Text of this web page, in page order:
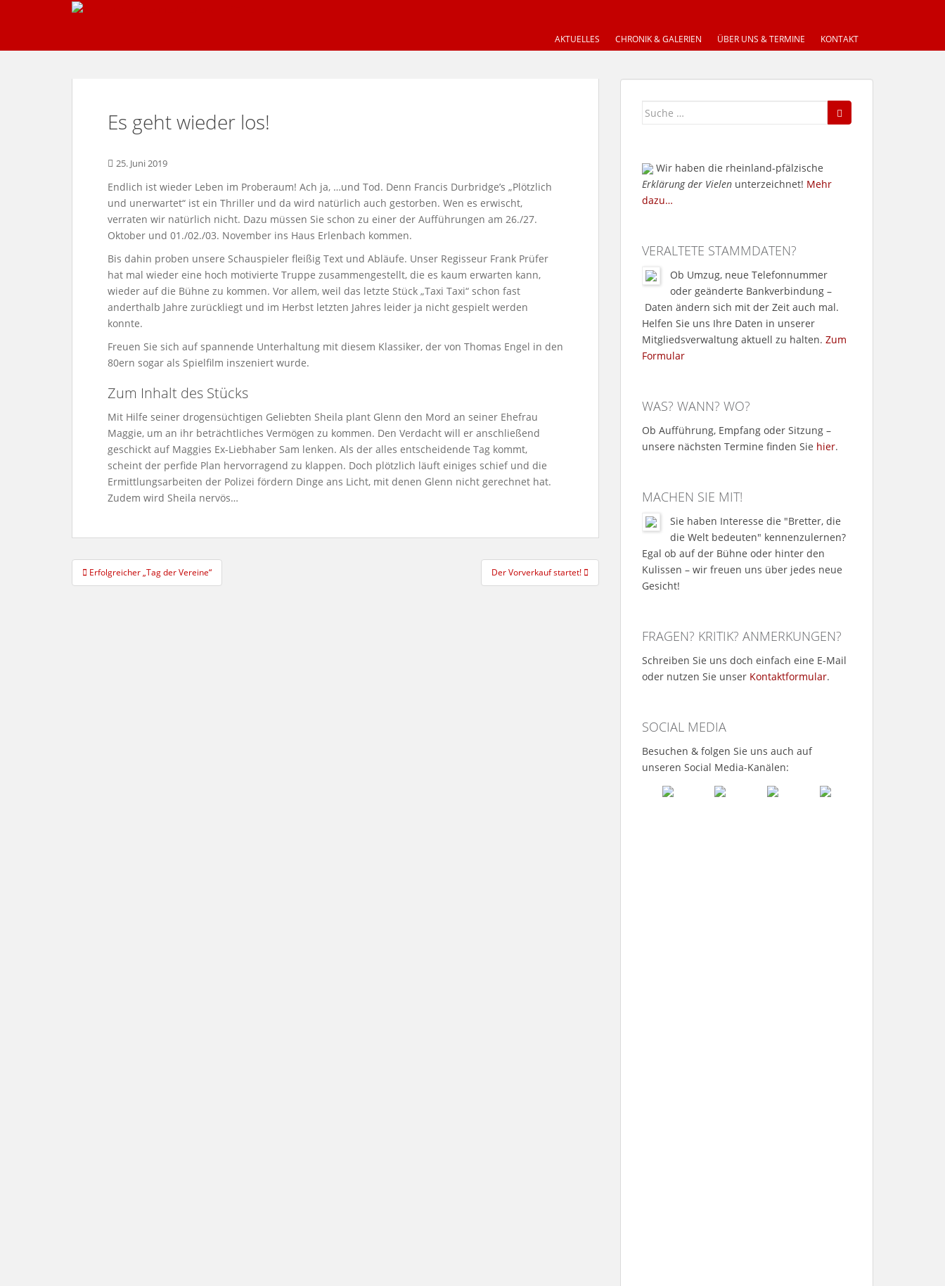
AKTUELLES CHRONIK & GALERIEN ÜBER UNS & TERMINE KONTAKT
Es geht wieder los!
25. Juni 2019
Endlich ist wieder Leben im Proberaum! Ach ja, …und Tod. Denn Francis Durbridge’s „Plötzlich
und unerwartet“ ist ein Thriller und da wird natürlich auch gestorben. Wen es erwischt,
verraten wir natürlich nicht. Dazu müssen Sie schon zu einer der Aufführungen am 26./27.
Oktober und 01./02./03. November ins Haus Erlenbach kommen.
Bis dahin proben unsere Schauspieler fleißig Text und Abläufe. Unser Regisseur Frank Prüfer
hat mal wieder eine hoch motivierte Truppe zusammengestellt, die es kaum erwarten kann,
wieder auf die Bühne zu kommen. Vor allem, weil das letzte Stück „Taxi Taxi“ schon fast
anderthalb Jahre zurückliegt und im Herbst letzten Jahres leider ja nicht gespielt werden
konnte.
Freuen Sie sich auf spannende Unterhaltung mit diesem Klassiker, der von Thomas Engel in den
80ern sogar als Spielfilm inszeniert wurde.
Zum Inhalt des Stücks
Mit Hilfe seiner drogensüchtigen Geliebten Sheila plant Glenn den Mord an seiner Ehefrau
Maggie, um an ihr beträchtliches Vermögen zu kommen. Den Verdacht will er anschließend
geschickt auf Maggies Ex-Liebhaber Sam lenken. Als der alles entscheidende Tag kommt,
scheint der perfide Plan hervorragend zu klappen. Doch plötzlich läuft einiges schief und die
Ermittlungsarbeiten der Polizei fördern Dinge ans Licht, mit denen Glenn nicht gerechnet hat.
Zudem wird Sheila nervös…
Beitragsnavigation
Erfolgreicher „Tag der Vereine“ Der Vorverkauf startet!
Suche
Wir haben die rheinland-pfälzische
Erklärung der Vielen unterzeichnet! Mehr
dazu…
VERALTETE STAMMDATEN?
Ob Umzug, neue Telefonnummer
oder geänderte Bankverbindung –
Daten ändern sich mit der Zeit auch mal.
Helfen Sie uns Ihre Daten in unserer
Mitgliedsverwaltung aktuell zu halten. Zum
Formular
WAS? WANN? WO?
Ob Aufführung, Empfang oder Sitzung –
unsere nächsten Termine finden Sie hier.
MACHEN SIE MIT!
Sie haben Interesse die "Bretter, die
die Welt bedeuten" kennenzulernen?
Egal ob auf der Bühne oder hinter den
Kulissen – wir freuen uns über jedes neue
Gesicht!
FRAGEN? KRITIK? ANMERKUNGEN?
Schreiben Sie uns doch einfach eine E-Mail
oder nutzen Sie unser Kontaktformular.
SOCIAL MEDIA
Besuchen & folgen Sie uns auch auf
unseren Social Media-Kanälen: